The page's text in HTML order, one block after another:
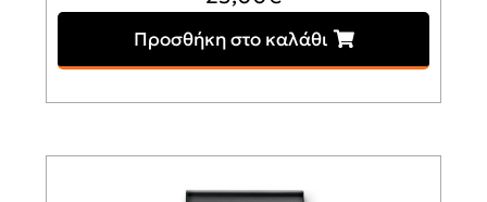
Προσθήκη στο καλάθι